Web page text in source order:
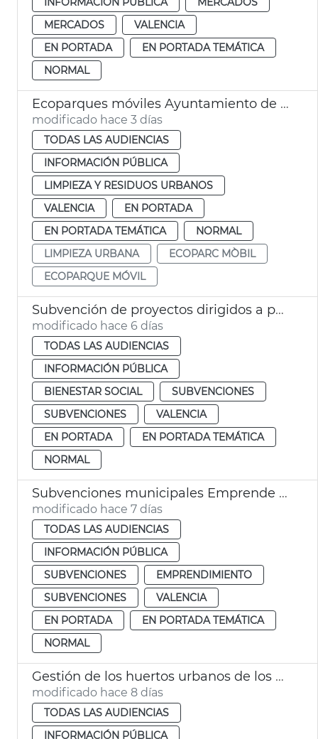
MERCADOS
VALENCIA
EN PORTADA
EN PORTADA TEMÁTICA
NORMAL
Ecoparques móviles Ayuntamiento de València y EMTRE. Calendario 2026
modificado hace 3 días
TODAS LAS AUDIENCIAS
INFORMACIÓN PÚBLICA
LIMPIEZA Y RESIDUOS URBANOS
VALENCIA
EN PORTADA
EN PORTADA TEMÁTICA
NORMAL
LIMPIEZA URBANA
ECOPARC MÒBIL
ECOPARQUE MÓVIL
Subvención de proyectos dirigidos a paliar los efectos del terremoto en Venezuela
modificado hace 6 días
TODAS LAS AUDIENCIAS
INFORMACIÓN PÚBLICA
BIENESTAR SOCIAL
SUBVENCIONES
SUBVENCIONES
VALENCIA
EN PORTADA
EN PORTADA TEMÁTICA
NORMAL
Subvenciones municipales Emprende y Concilia 2026
modificado hace 7 días
TODAS LAS AUDIENCIAS
INFORMACIÓN PÚBLICA
SUBVENCIONES
EMPRENDIMIENTO
SUBVENCIONES
VALENCIA
EN PORTADA
EN PORTADA TEMÁTICA
NORMAL
Gestión de los huertos urbanos de los barrios de Malilla, Grao-Barco y Orriols
modificado hace 8 días
TODAS LAS AUDIENCIAS
INFORMACIÓN PÚBLICA